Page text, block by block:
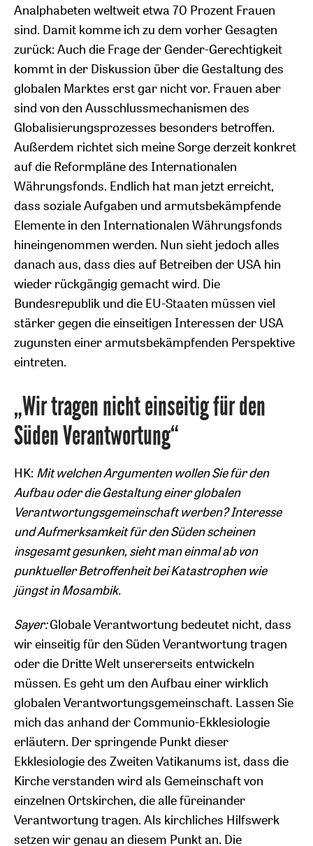
Analphabeten weltweit etwa 70 Prozent Frauen
sind. Damit komme ich zu dem vorher Gesagten
zurück: Auch die Frage der Gender-Gerechtigkeit
kommt in der Diskussion über die Gestaltung des
globalen Marktes erst gar nicht vor. Frauen aber
sind von den Ausschlussmechanismen des
Globalisierungsprozesses besonders betroffen.
Außerdem richtet sich meine Sorge derzeit konkret
auf die Reformpläne des Internationalen
Währungsfonds. Endlich hat man jetzt erreicht,
dass soziale Aufgaben und armutsbekämpfende
Elemente in den Internationalen Währungsfonds
hineingenommen werden. Nun sieht jedoch alles
danach aus, dass dies auf Betreiben der USA hin
wieder rückgängig gemacht wird. Die
Bundesrepublik und die EU-Staaten müssen viel
stärker gegen die einseitigen Interessen der USA
zugunsten einer armutsbekämpfenden Perspektive
eintreten.
„Wir tragen nicht einseitig für den
Süden Verantwortung“
HK: Mit welchen Argumenten wollen Sie für den
Aufbau oder die Gestaltung einer globalen
Verantwortungsgemeinschaft werben? Interesse
und Aufmerksamkeit für den Süden scheinen
insgesamt gesunken, sieht man einmal ab von
punktueller Betroffenheit bei Katastrophen wie
jüngst in Mosambik.
Sayer:Globale Verantwortung bedeutet nicht, dass
wir einseitig für den Süden Verantwortung tragen
oder die Dritte Welt unsererseits entwickeln
müssen. Es geht um den Aufbau einer wirklich
globalen Verantwortungsgemeinschaft. Lassen Sie
mich das anhand der Communio-Ekklesiologie
erläutern. Der springende Punkt dieser
Ekklesiologie des Zweiten Vatikanums ist, dass die
Kirche verstanden wird als Gemeinschaft von
einzelnen Ortskirchen, die alle füreinander
Verantwortung tragen. Als kirchliches Hilfswerk
setzen wir genau an diesem Punkt an. Die